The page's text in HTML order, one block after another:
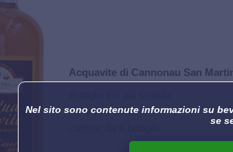
Acquavite di Cannonau San
43% Vol - 50 cl
Nel sito sono contenute informazioni su
se